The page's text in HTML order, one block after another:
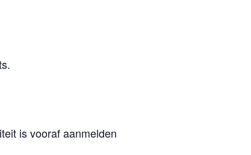
is vooraf aanmelden